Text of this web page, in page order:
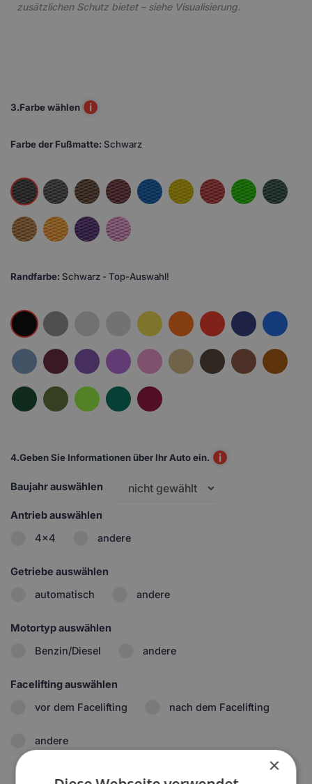
zusätzlichen Schutz bietet – siehe Visualisierung.
3.Farbe wählen i
Farbe der Fußmatte: Schwarz
Randfarbe: Schwarz - Top-Auswahl!
4.Geben Sie Informationen über Ihr Auto ein. i
Baujahr auswählen
Antrieb auswählen
4x4
andere
Getriebe auswählen
automatisch
andere
Motortyp auswählen
Benzin/Diesel
andere
Facelifting auswählen
vor dem Facelifting
nach dem Facelifting
andere
×